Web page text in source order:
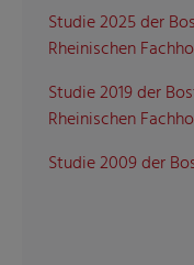
Studie 2025 der
Rheinischen
Studie 2019 der
Rheinischen
Studie 2009 der